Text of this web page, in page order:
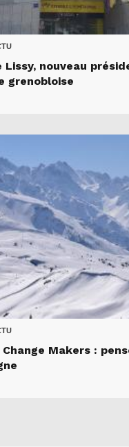
Lissy, nouveau
grenobloise
Makers :